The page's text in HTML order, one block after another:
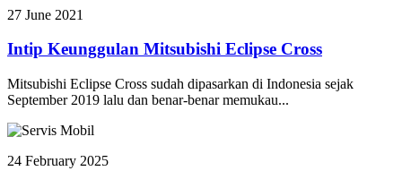
27 June 2021
Intip Keunggulan Mitsubishi Eclipse Cross
Mitsubishi Eclipse Cross sudah dipasarkan di Indonesia sejak
September 2019 lalu dan benar-benar memukau...
24 February 2025